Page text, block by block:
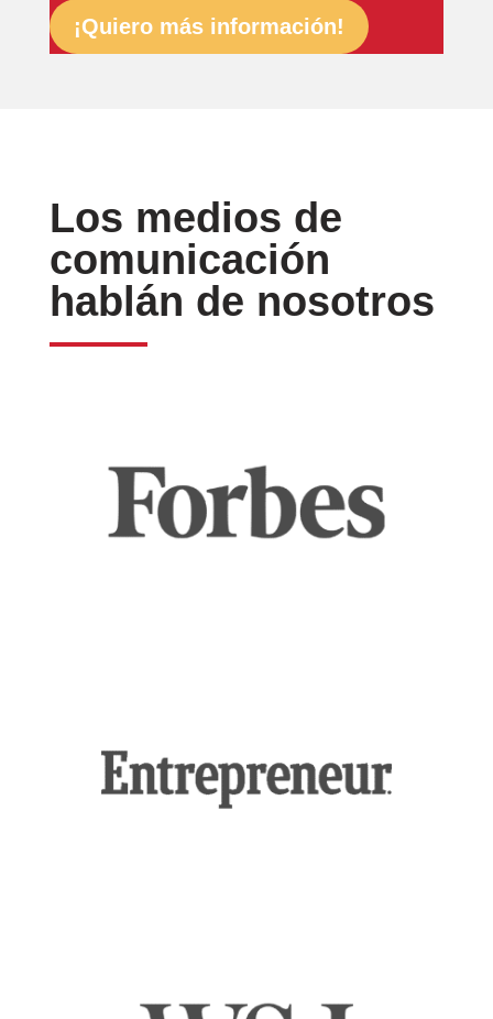
¡Quiero más información!
Los medios de
comunicación
hablán de nosotros